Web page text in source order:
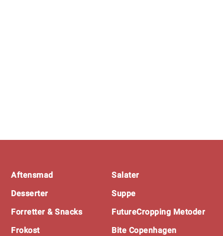
Footer
Aftensmad
Desserter
Forretter & Snacks
Frokost
Salater
Suppe
FutureCropping Metoder
Bite Copenhagen